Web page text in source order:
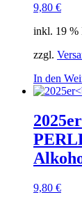
9,80 €
inkl. 19 %
zzgl.
In den
2025er
9,80 €